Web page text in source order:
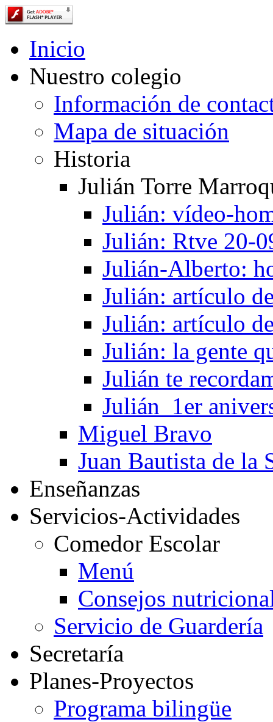
Inicio
Nuestro colegio
Información de
Mapa de situación
Historia
Julián Torre
Julián: vídeo-
Julián: Rtve 20-
Julián-Alberto:
Julián: artículo
Julián: artículo
Julián: la gente
Julián te
Julián_1er
Miguel Bravo
Juan Bautista de la
Enseñanzas
Servicios-Actividades
Comedor Escolar
Menú
Consejos
Servicio de Guardería
Secretaría
Planes-Proyectos
Programa bilingüe